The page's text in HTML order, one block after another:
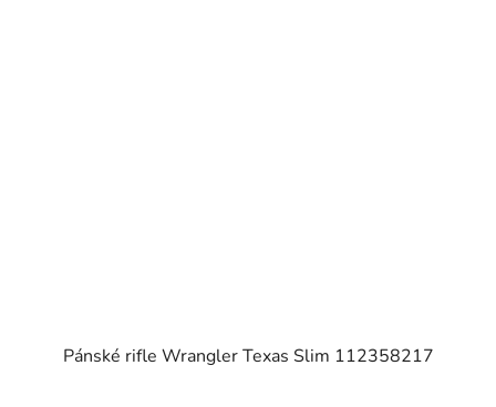
Pánské rifle Wrangler Texas Slim 112358217